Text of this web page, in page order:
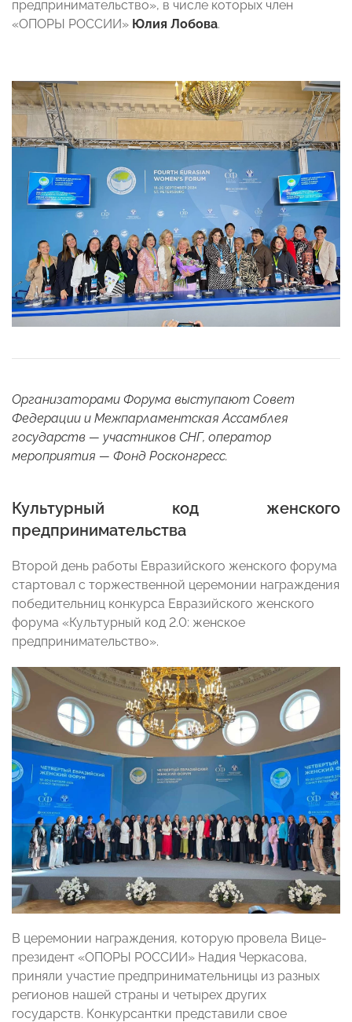
предпринимательство», в числе которых член
«ОПОРЫ РОССИИ» Юлия Лобова.
Организаторами Форума выступают Совет
Федерации и Межпарламентская Ассамблея
государств — участников СНГ, оператор
мероприятия — Фонд Росконгресс.
Культурный код женского
предпринимательства
Второй день работы Евразийского женского форума
стартовал с торжественной церемонии награждения
победительниц конкурса Евразийского женского
форума «Культурный код 2.0: женское
предпринимательство».
В церемонии награждения, которую провела Вице-
президент «ОПОРЫ РОССИИ» Надия Черкасова,
приняли участие предпринимательницы из разных
регионов нашей страны и четырех других
государств. Конкурсантки представили свое